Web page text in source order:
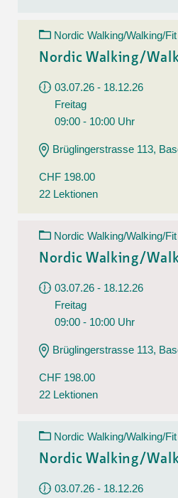
Nordic Walking/Walking/
Nordic Walking/
03.07.26 - 18.12.26
Freitag
09:00 - 10:00 Uhr
Brüglingerstrasse 113,
CHF 198.00
22 Lektionen
Nordic Walking/Walking/
Nordic Walking/
03.07.26 - 18.12.26
Freitag
09:00 - 10:00 Uhr
Brüglingerstrasse 113,
CHF 198.00
22 Lektionen
Nordic Walking/Walking/
Nordic Walking/
03.07.26 - 18.12.26